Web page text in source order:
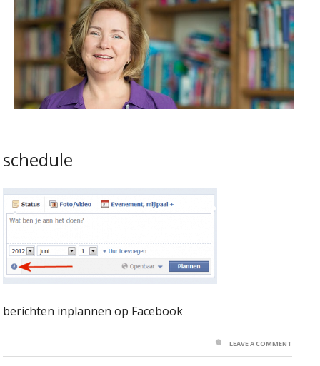
schedule
berichten inplannen op Facebook
LEAVE A COMMENT